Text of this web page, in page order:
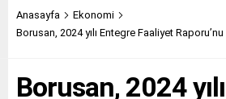
Anasayfa
Ekonomi
Borusan, 2024 yılı Entegre Faaliyet Raporu’nu
Borusan, 2024